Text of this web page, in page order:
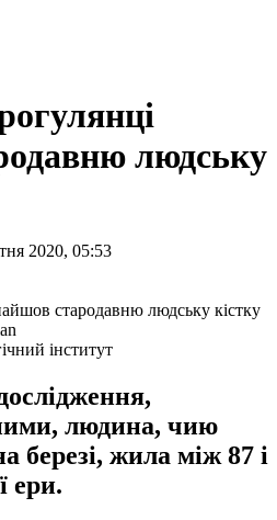
людську
2020, 05:53
інститут
людина, чию
березі, жила між 87 і
ери.